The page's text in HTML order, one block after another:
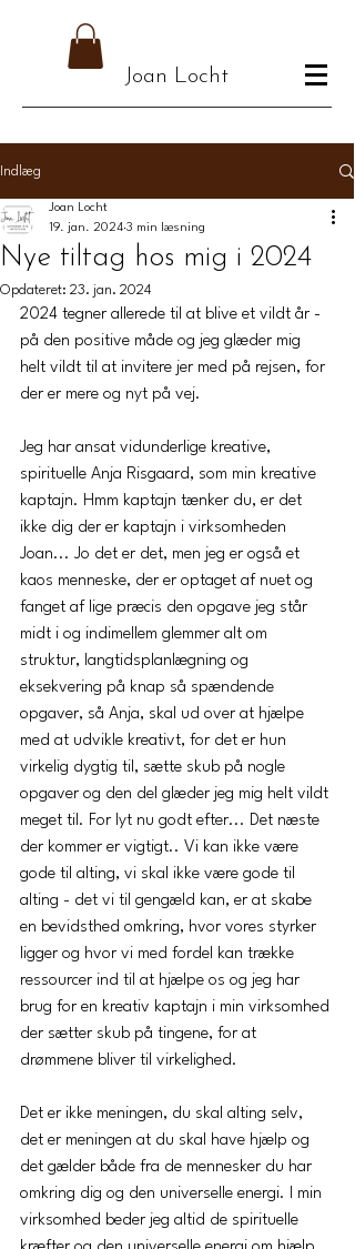
Joan Locht
Indlæg
Nye tiltag hos mig i 2024
Joan Locht
19. jan. 2024 3 min læsning
Opdateret: 23. jan. 2024
2024 tegner allerede til at blive et vildt år -
på den positive måde og jeg glæder mig
helt vildt til at invitere jer med på rejsen, for
der er mere og nyt på vej.
Jeg har ansat vidunderlige kreative,
spirituelle Anja Risgaard, som min kreative
kaptajn. Hmm kaptajn tænker du, er det
ikke dig der er kaptajn i virksomheden
Joan... Jo det er det, men jeg er også et
kaos menneske, der er optaget af nuet og
fanget af lige præcis den opgave jeg står
midt i og indimellem glemmer alt om
struktur, langtidsplanlægning og
eksekvering på knap så spændende
opgaver, så Anja, skal ud over at hjælpe
med at udvikle kreativt, for det er hun
virkelig dygtig til, sætte skub på nogle
opgaver og den del glæder jeg mig helt vildt
meget til. For lyt nu godt efter... Det næste
der kommer er vigtigt.. Vi kan ikke være
gode til alting, vi skal ikke være gode til
alting - det vi til gengæld kan, er at skabe
en bevidsthed omkring, hvor vores styrker
ligger og hvor vi med fordel kan trække
ressourcer ind til at hjælpe os og jeg har
brug for en kreativ kaptajn i min virksomhed
der sætter skub på tingene, for at
drømmene bliver til virkelighed.
Det er ikke meningen, du skal alting selv,
det er meningen at du skal have hjælp og
det gælder både fra de mennesker du har
omkring dig og den universelle energi. I min
virksomhed beder jeg altid de spirituelle